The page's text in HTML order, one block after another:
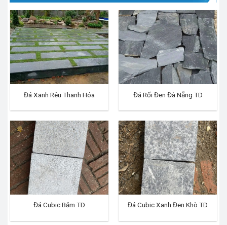
Đá Xanh Rêu Thanh Hóa Đá Rối Đen Đà Nẵng TD
Đá Cubic Băm TD Đá Cubic Xanh Đen Khò TD